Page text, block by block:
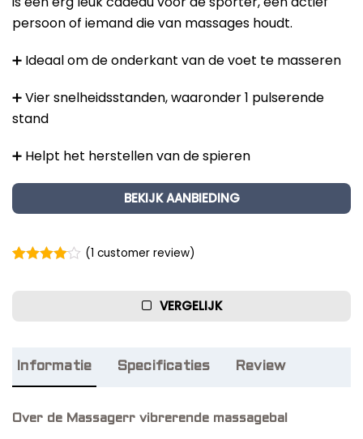
persoon of iemand die van massages houdt.
➕ Ideaal om de onderkant van de voet te masseren
➕ Vier snelheidsstanden, waaronder 1 pulserende
stand
➕ Helpt het herstellen van de spieren
BEKIJK AANBIEDING
(1 customer review)
VERGELIJK
Informatie Specificaties Review
Over de Massagerr vibrerende massagebal
Onze favorieten